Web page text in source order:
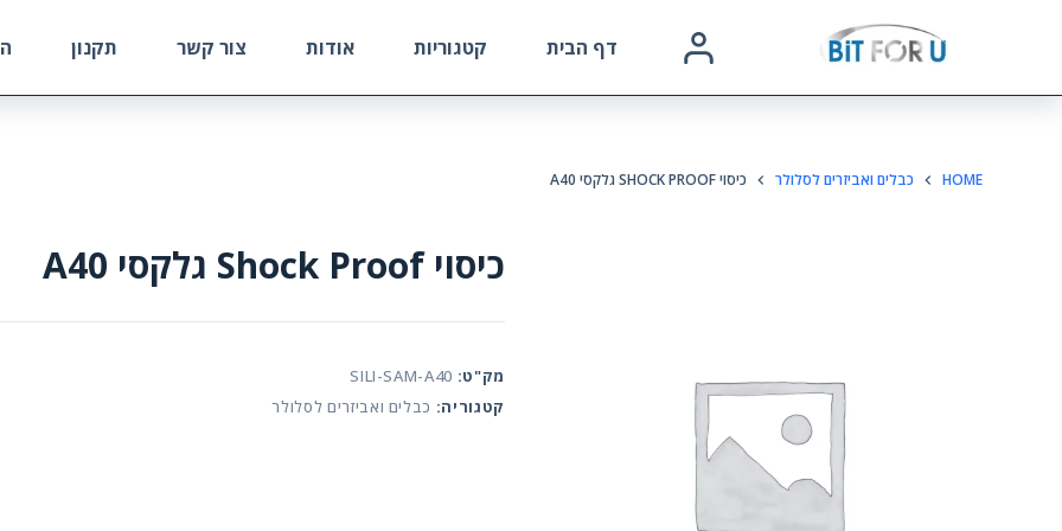
דף הבית קטגוריות אודות צור קשר תקנון
HOME כבלים ואביזרים לסלולר כיסוי SHOCK PROOF גלקסי A40
כיסוי Shock Proof גלקסי A40
מק"ט: SILI-SAM-A40
קטגוריה: כבלים ואביזרים לסלולר